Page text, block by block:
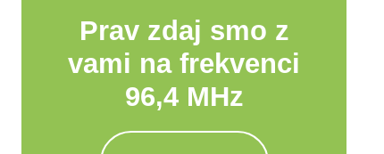
Prav zdaj smo z
vami na frekvenci
96,4 MHz